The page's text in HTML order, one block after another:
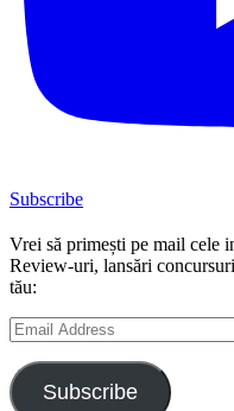
Subscribe
Vrei să primești pe mail cele
Review-uri, lansări
tău:
Email
Address
Subscribe